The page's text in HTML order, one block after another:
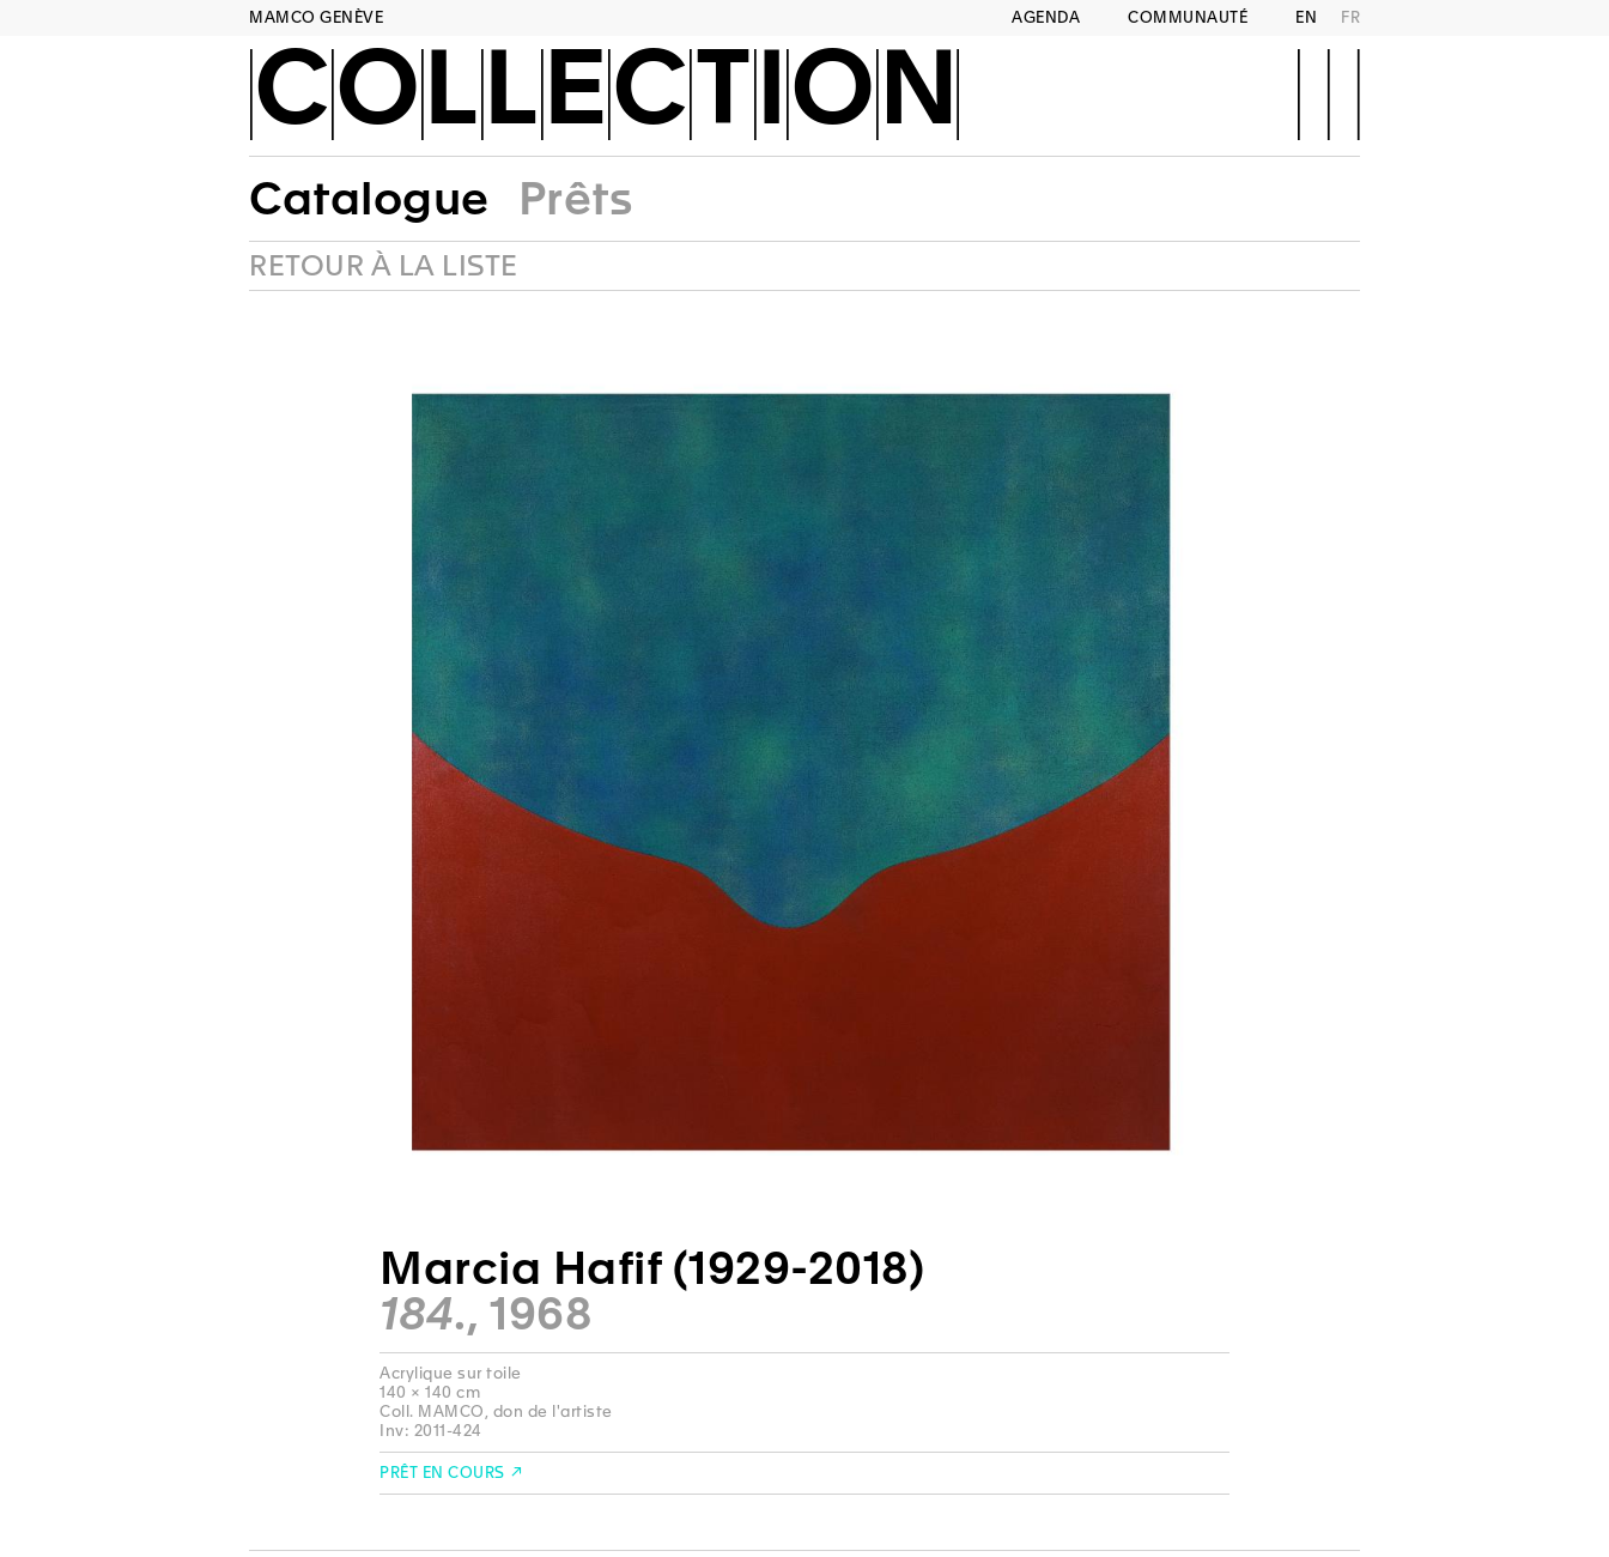
MAMCO GENÈVE AGENDA COMMUNAUTÉ EN FR
COLLECTION
Catalogue Prêts
RETOUR À LA LISTE
Marcia Hafif (1929-2018)
184., 1968
Acrylique sur toile
140 × 140 cm
Coll. MAMCO, don de l'artiste
Inv: 2011-424
PRÊT EN COURS